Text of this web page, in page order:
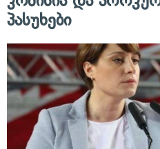
პასუხები